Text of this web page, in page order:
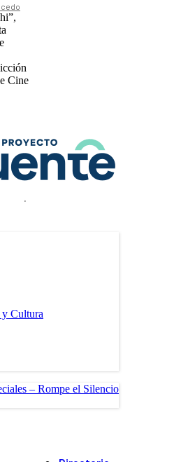
Cine
.
Cultura
– Rompe el Silencio